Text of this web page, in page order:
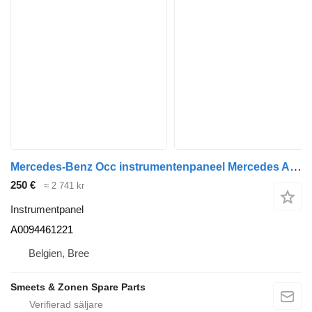
Mercedes-Benz Occ instrumentenpaneel Mercedes A0094461221 instrumentpanel till lastbil
250 € ≈ 2 741 kr
Instrumentpanel
A0094461221
Belgien, Bree
Smeets & Zonen Spare Parts